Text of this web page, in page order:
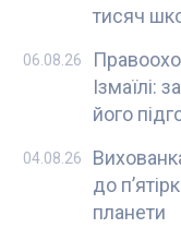
тисяч
Ізмаїлі:
його
06.08.26
до
планети
04.08.26